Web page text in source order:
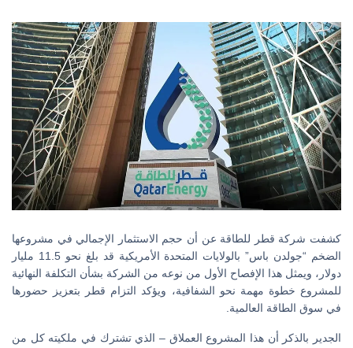
كشفت شركة قطر للطاقة عن أن حجم الاستثمار الإجمالي في مشروعها
الضخم “جولدن باس” بالولايات المتحدة الأمريكية قد بلغ نحو 11.5 مليار
دولار، ويمثل هذا الإفصاح الأول من نوعه من الشركة بشأن التكلفة النهائية
للمشروع خطوة مهمة نحو الشفافية، ويؤكد التزام قطر بتعزيز حضورها
في سوق الطاقة العالمية.
الجدير بالذكر أن هذا المشروع العملاق – الذي تشترك في ملكيته كل من